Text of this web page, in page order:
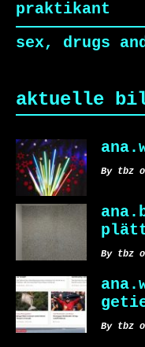
praktikant
sex, drugs
aktuelle
By tbz
By tbz
By tbz